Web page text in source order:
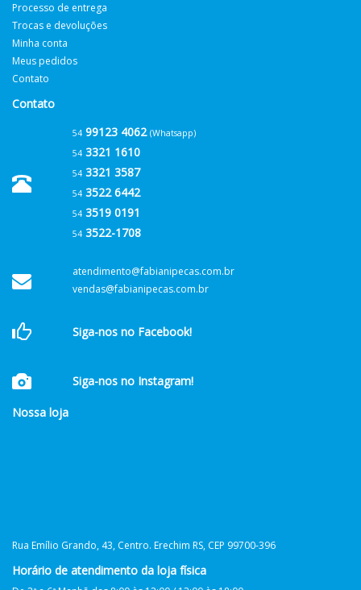
Processo de entrega
Trocas e devoluções
Minha conta
Meus pedidos
Contato
Contato
5499123 4062 (Whatsapp)
543321 1610
543321 3587
543522 6442
543519 0191
543522-1708
atendimento@fabianipecas.com.br
vendas@fabianipecas.com.br
Siga-nos no Facebook!
Siga-nos no Instagram!
Nossa loja
Rua Emílio Grando, 43, Centro. Erechim RS, CEP 99700-396
Horário de atendimento da loja física